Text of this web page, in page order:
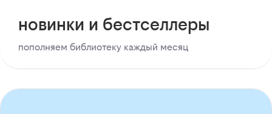
новинки и бестселлеры
пополняем библиотеку каждый месяц